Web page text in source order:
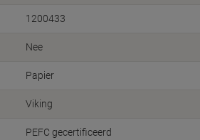
1200433
Nee
Papier
Viking
PEFC gecertificeerd